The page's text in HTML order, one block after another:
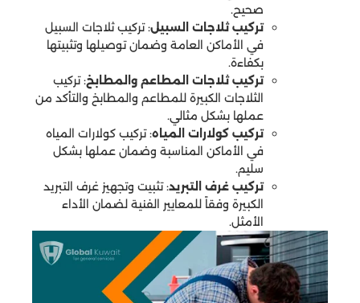
صحيح.
تركيب ثلاجات السبيل: تركيب ثلاجات السبيل
في الأماكن العامة وضمان توصيلها وتثبيتها
بكفاءة.
تركيب ثلاجات المطاعم والمطابخ: تركيب
الثلاجات الكبيرة للمطاعم والمطابخ والتأكد من
عملها بشكل مثالي.
تركيب كولارات المياه: تركيب كولارات المياه
في الأماكن المناسبة وضمان عملها بشكل
سليم.
تركيب غرف التبريد: تثبيت وتجهيز غرف التبريد
الكبيرة وفقاً للمعايير الفنية لضمان الأداء
الأمثل.